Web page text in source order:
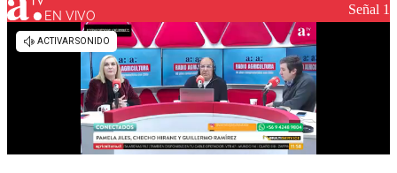
Los comentarios son moderados para garantizar un
diálogo respetuoso.
EN VIVO Señal 1